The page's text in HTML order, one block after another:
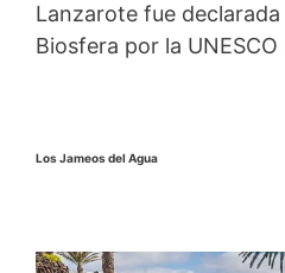
Lanzarote fue declarada
Biosfera por la UNESCO
Los Jameos del Agua